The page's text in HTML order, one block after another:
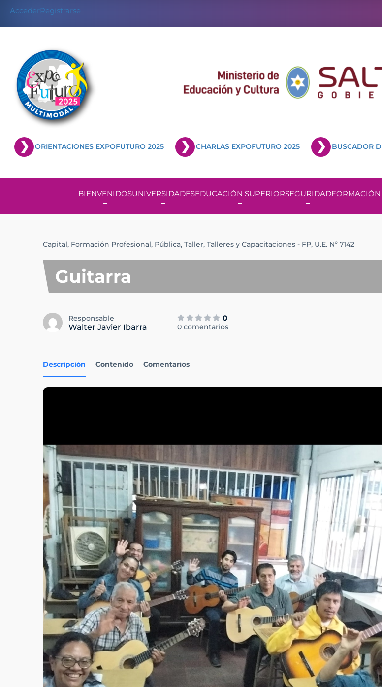
AccederRegistrarse
ORIENTACIONES EXPOFUTURO 2025 CHARLAS EXPOFUTURO 2025 BUSCADOR
BIENVENIDOSUNIVERSIDADESEDUCACIÓN SUPERIORSEGURIDAD
Capital, Formación Profesional, Pública, Taller, Talleres y Capacitaciones - FP, U.E. Nº 7142
Guitarra
Responsable
Walter Javier Ibarra
0
0 comentarios
Descripción Contenido Comentarios